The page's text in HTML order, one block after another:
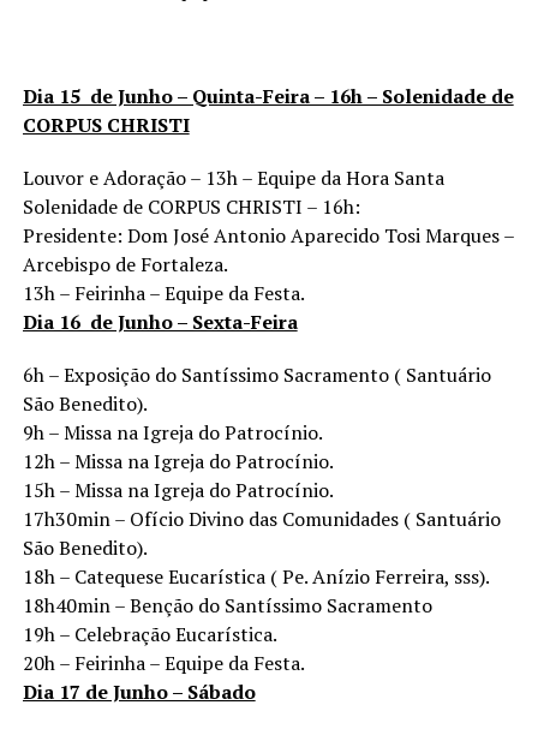
Dia 15 de Junho – Quinta-Feira – 16h – Solenidade de
CORPUS CHRISTI
Louvor e Adoração – 13h – Equipe da Hora Santa
Solenidade de CORPUS CHRISTI – 16h:
Presidente: Dom José Antonio Aparecido Tosi Marques –
Arcebispo de Fortaleza.
13h – Feirinha – Equipe da Festa.
Dia 16 de Junho – Sexta-Feira
6h – Exposição do Santíssimo Sacramento ( Santuário
São Benedito).
9h – Missa na Igreja do Patrocínio.
12h – Missa na Igreja do Patrocínio.
15h – Missa na Igreja do Patrocínio.
17h30min – Ofício Divino das Comunidades ( Santuário
São Benedito).
18h – Catequese Eucarística ( Pe. Anízio Ferreira, sss).
18h40min – Benção do Santíssimo Sacramento
19h – Celebração Eucarística.
20h – Feirinha – Equipe da Festa.
Dia 17 de Junho – Sábado